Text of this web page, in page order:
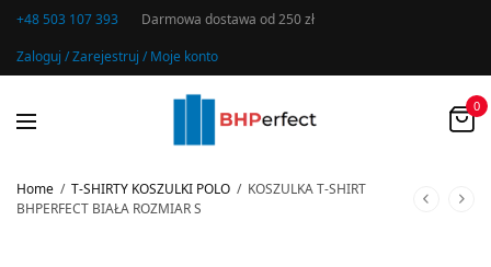
+48 503 107 393 Darmowa dostawa od 250 zł
Zaloguj / Zarejestruj / Moje konto
0
Home / T-SHIRTY KOSZULKI POLO / KOSZULKA T-SHIRT
BHPERFECT BIAŁA ROZMIAR S